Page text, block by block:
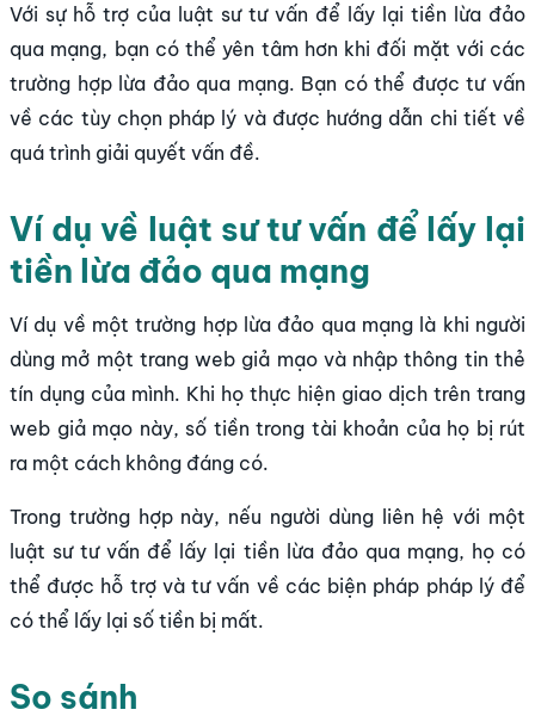
Với sự hỗ trợ của luật sư tư vấn để lấy lại tiền lừa đảo
qua mạng, bạn có thể yên tâm hơn khi đối mặt với các
trường hợp lừa đảo qua mạng. Bạn có thể được tư vấn
về các tùy chọn pháp lý và được hướng dẫn chi tiết về
quá trình giải quyết vấn đề.
Ví dụ về luật sư tư vấn để lấy lại
tiền lừa đảo qua mạng
Ví dụ về một trường hợp lừa đảo qua mạng là khi người
dùng mở một trang web giả mạo và nhập thông tin thẻ
tín dụng của mình. Khi họ thực hiện giao dịch trên trang
web giả mạo này, số tiền trong tài khoản của họ bị rút
ra một cách không đáng có.
Trong trường hợp này, nếu người dùng liên hệ với một
luật sư tư vấn để lấy lại tiền lừa đảo qua mạng, họ có
thể được hỗ trợ và tư vấn về các biện pháp pháp lý để
có thể lấy lại số tiền bị mất.
So sánh